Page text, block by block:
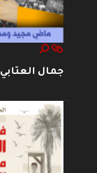
جمال العتابي